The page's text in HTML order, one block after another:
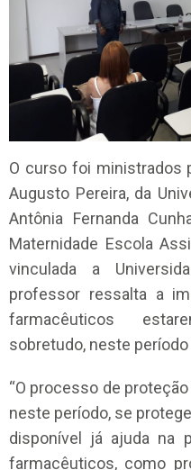
O curso foi ministrados
Augusto Pereira, da
Antônia Fernanda
Maternidade Escola
vinculada a
professor ressalta a
farmacêuticos
sobretudo, neste
“O processo de
neste período, se
disponível já ajuda na
farmacêuticos, como